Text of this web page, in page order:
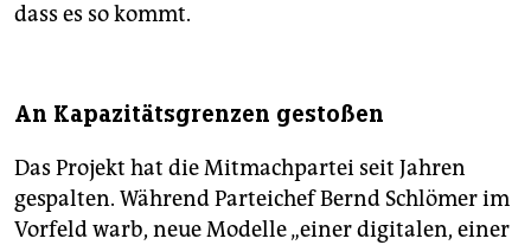
dass es so kommt.
An Kapazitätsgrenzen gestoßen
Das Projekt hat die Mitmachpartei seit Jahren
gespalten. Während Parteichef Bernd Schlömer im
Vorfeld warb, neue Modelle „einer digitalen, einer